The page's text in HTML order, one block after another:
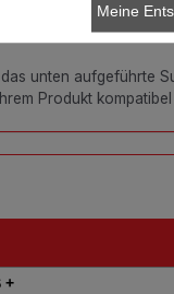
unten aufgeführte
Produkt kompatibel
+
Meine